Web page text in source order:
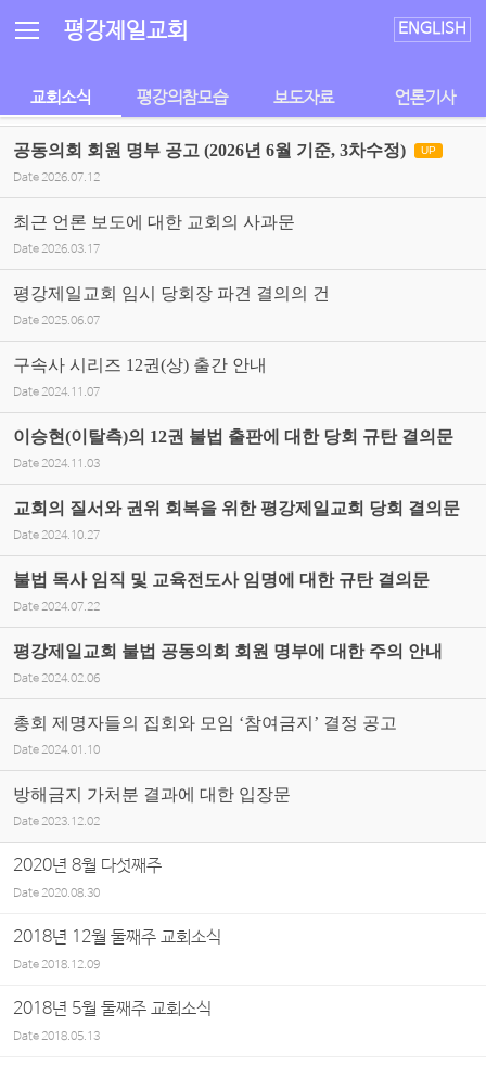
평강제일교회 ENGLISH
교회소식 평강의참모습 보도자료 언론기사
공동의회 회원 명부 공고 (2026년 6월 기준, 3차수정) UP
Date 2026.07.12
최근 언론 보도에 대한 교회의 사과문
Date 2026.03.17
평강제일교회 임시 당회장 파견 결의의 건
Date 2025.06.07
구속사 시리즈 12권(상) 출간 안내
Date 2024.11.07
이승현(이탈측)의 12권 불법 출판에 대한 당회 규탄 결의문
Date 2024.11.03
교회의 질서와 권위 회복을 위한 평강제일교회 당회 결의문
Date 2024.10.27
불법 목사 임직 및 교육전도사 임명에 대한 규탄 결의문
Date 2024.07.22
평강제일교회 불법 공동의회 회원 명부에 대한 주의 안내
Date 2024.02.06
총회 제명자들의 집회와 모임 ‘참여금지’ 결정 공고
Date 2024.01.10
방해금지 가처분 결과에 대한 입장문
Date 2023.12.02
2020년 8월 다섯째주
Date2020.08.30
2018년 12월 둘째주 교회소식
Date2018.12.09
2018년 5월 둘째주 교회소식
Date2018.05.13